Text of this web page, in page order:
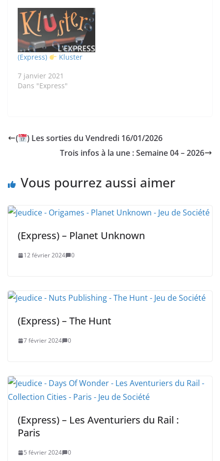
(Express)
Kluster
7 janvier 2021
Dans "Express"
(
) Les sorties du Vendredi 16/01/2026
Trois infos à la une : Semaine 04 – 2026
Vous pourrez aussi aimer
(Express) – Planet Unknown
12 février 2024 0
(Express) – The Hunt
7 février 2024 0
(Express) – Les Aventuriers du Rail :
Paris
5 février 2024 0